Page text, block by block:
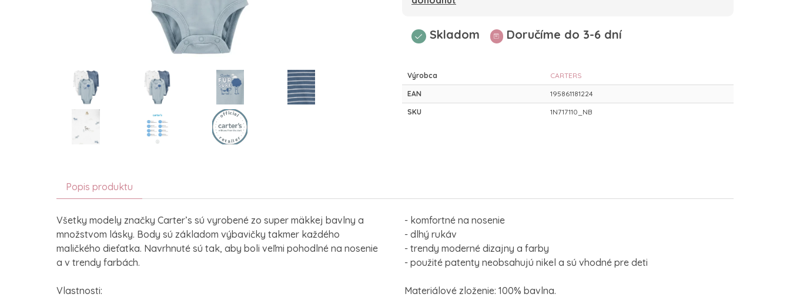
Skladom Doručíme do 3-6 dní
Výrobca CARTERS
EAN 195861181224
SKU 1N717110_NB
Popis produktu
Všetky modely značky Carter’s sú vyrobené zo super mäkkej bavlny a
množstvom lásky. Body sú základom výbavičky takmer každého
maličkého dieťatka. Navrhnuté sú tak, aby boli veľmi pohodlné na nosenie
a v trendy farbách.
Vlastnosti:
- komfortné na nosenie
- dlhý rukáv
- trendy moderné dizajny a farby
- použité patenty neobsahujú nikel a sú vhodné pre deti
Materiálové zloženie: 100% bavlna.